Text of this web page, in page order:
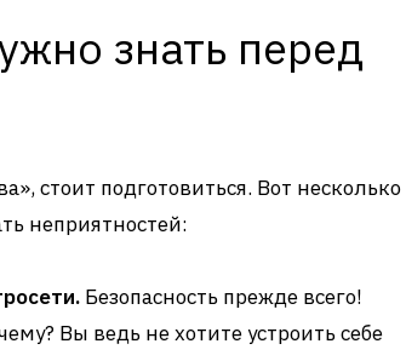
знать перед
стоит подготовиться. Вот несколько
неприятностей:
Безопасность прежде всего!
Вы ведь не хотите устроить себе